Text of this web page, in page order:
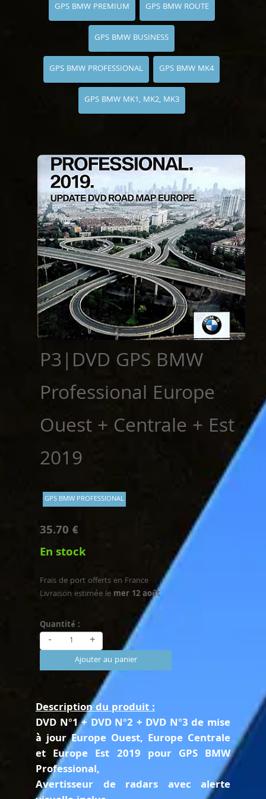
GPS BMW PREMIUM GPS BMW ROUTE
GPS BMW BUSINESS
GPS BMW PROFESSIONAL GPS BMW MK4
GPS BMW MK1, MK2, MK3
P3|DVD GPS BMW
Professional Europe
Ouest + Centrale + Est
2019
GPS BMW PROFESSIONAL
35.70 €
En stock
Frais de port offerts en France
Livraison estimée le mer 12 août
Quantité :
- +
Ajouter au panier
Description du produit :
DVD N°1 + DVD N°2 + DVD N°3 de mise
à jour Europe Ouest, Europe Centrale
et Europe Est 2019 pour GPS BMW
Professional,
Avertisseur de radars avec alerte